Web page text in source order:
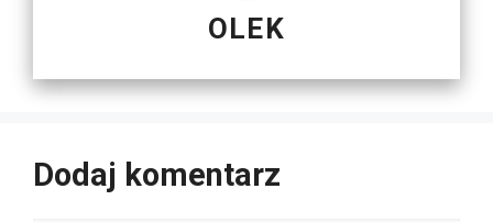
OLEK
Dodaj komentarz